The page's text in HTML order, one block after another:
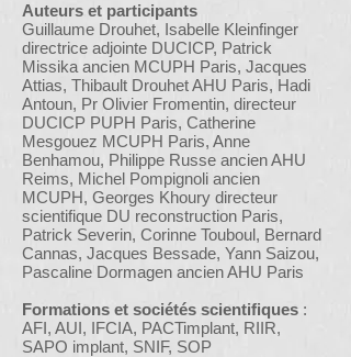
Auteurs et participants
Guillaume Drouhet, Isabelle Kleinfinger
directrice adjointe DUCICP, Patrick
Missika ancien MCUPH Paris, Jacques
Attias, Thibault Drouhet AHU Paris, Hadi
Antoun, Pr Olivier Fromentin, directeur
DUCICP PUPH Paris, Catherine
Mesgouez MCUPH Paris, Anne
Benhamou, Philippe Russe ancien AHU
Reims, Michel Pompignoli ancien
MCUPH, Georges Khoury directeur
scientifique DU reconstruction Paris,
Patrick Severin, Corinne Touboul, Bernard
Cannas, Jacques Bessade, Yann Saizou,
Pascaline Dormagen ancien AHU Paris
Formations et sociétés scientifiques :
AFI, AUI, IFCIA, PACTimplant, RIIR,
SAPO implant, SNIF, SOP